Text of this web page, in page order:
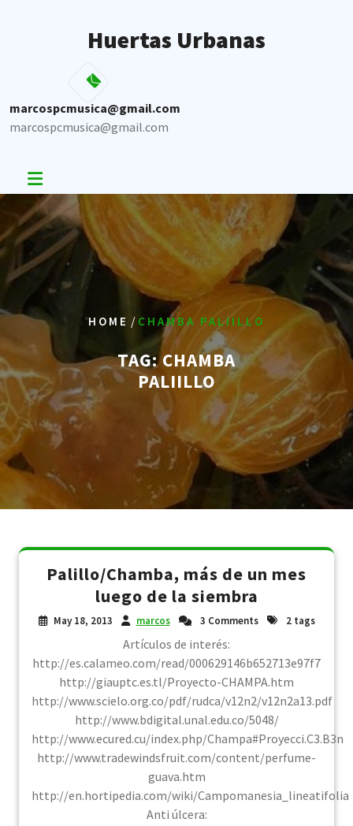
Huertas Urbanas
marcospcmusica@gmail.com
marcospcmusica@gmail.com
HOME / CHAMBA PALIILLO
TAG:CHAMBA
PALIILLO
Palillo/Chamba, más de un mes
luego de la siembra
May 18, 2013 marcos 3 Comments 2 tags
Artículos de interés:
http://es.calameo.com/read/000629146b652713e97f7
http://giauptc.es.tl/Proyecto-CHAMPA.htm
http://www.scielo.org.co/pdf/rudca/v12n2/v12n2a13.pdf
http://www.bdigital.unal.edu.co/5048/
http://www.ecured.cu/index.php/Champa#Proyecci.C3.B3n
http://www.tradewindsfruit.com/content/perfume-
guava.htm
http://en.hortipedia.com/wiki/Campomanesia_lineatifolia
Anti úlcera: